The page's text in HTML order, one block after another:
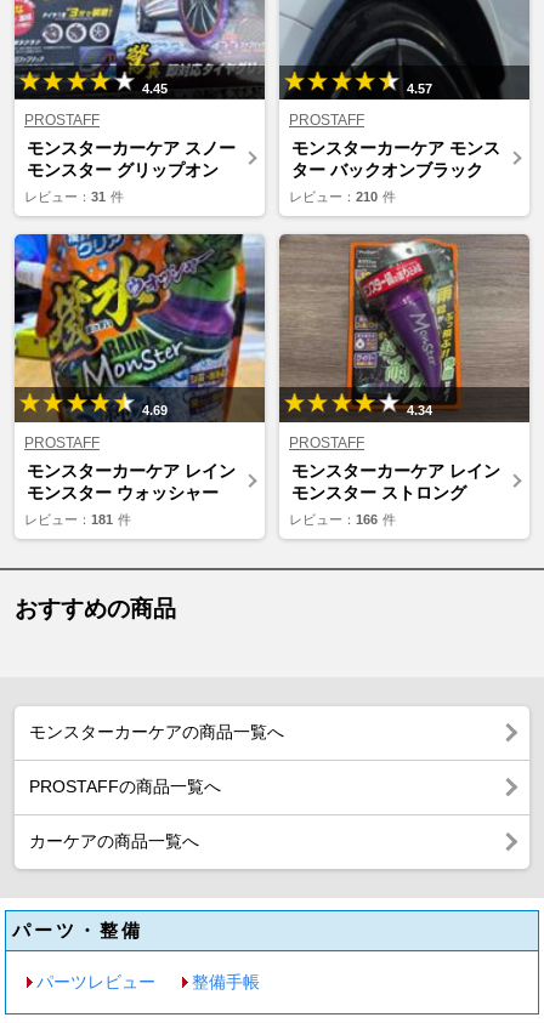
4.45
PROSTAFF
モンスターカーケア スノー
モンスター グリップオン
レビュー： 31 件
4.57
PROSTAFF
モンスターカーケア モンス
ター バックオンブラック
レビュー： 210 件
4.69
PROSTAFF
モンスターカーケア レイン
モンスター ウォッシャー
レビュー： 181 件
4.34
PROSTAFF
モンスターカーケア レイン
モンスター ストロング
レビュー： 166 件
おすすめの商品
モンスターカーケアの商品一覧へ
PROSTAFFの商品一覧へ
カーケアの商品一覧へ
パーツ・整備
パーツレビュー 整備手帳